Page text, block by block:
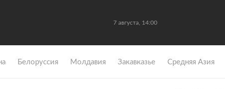
7 августа, 14:00
Белоруссия Молдавия Закавказье Средняя Азия